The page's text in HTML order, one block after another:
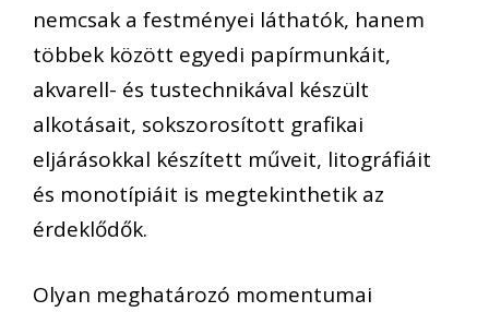
nemcsak a festményei láthatók, hanem
többek között egyedi papírmunkáit,
akvarell- és tustechnikával készült
alkotásait, sokszorosított grafikai
eljárásokkal készített műveit, litográfiáit
és monotípiáit is megtekinthetik az
érdeklődők.
Olyan meghatározó momentumai